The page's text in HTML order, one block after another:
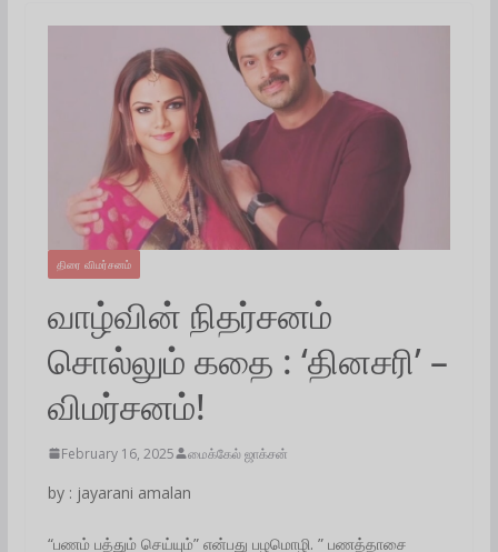
திரை விமர்சனம்
வாழ்வின் நிதர்சனம்
சொல்லும் கதை : ‘தினசரி’ –
விமர்சனம்!
February 16, 2025 மைக்கேல் ஜாக்சன்
by : jayarani amalan
“பணம் பத்தும் செய்யும்” என்பது பழமொழி. ” பணத்தாசை